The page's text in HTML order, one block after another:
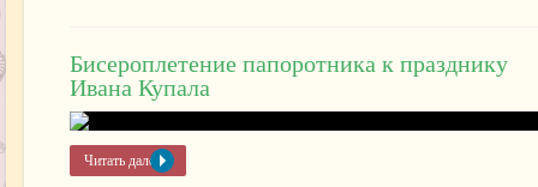
Бисероплетение папоротника к празднику
Ивана Купала
Читать далее »